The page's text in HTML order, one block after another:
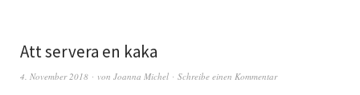
Att servera en kaka
4. November 2018 von Joanna Michel Schreibe einen Kommentar